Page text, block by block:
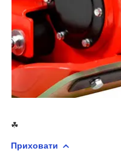
☘
Приховати